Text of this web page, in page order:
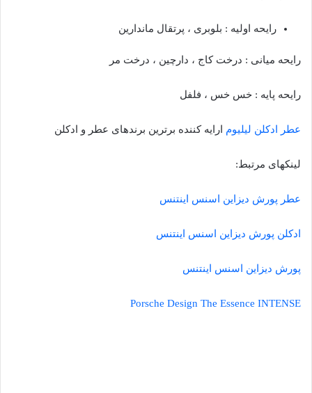
رایحه اولیه : بلوبری ، پرتقال ماندارین
رایحه میانی : درخت کاج ، دارچین ، درخت مر
رایحه پایه : خس خس ، فلفل
عطر ادکلن لیلیوم ارایه کننده برترین برندهای عطر و ادکلن
لینکهای مرتبط:
عطر پورش دیزاین اسنس اینتنس
ادکلن پورش دیزاین اسنس اینتنس
پورش دیزاین اسنس اینتنس
Porsche Design The Essence INTENSE